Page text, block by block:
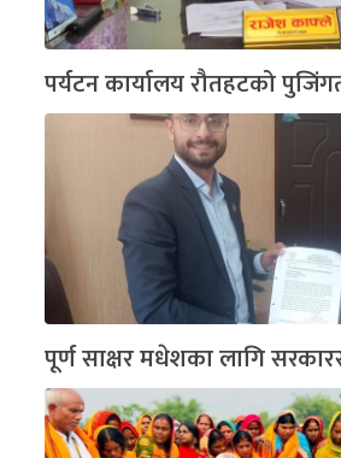
पर्यटन कार्यालय रौतहटको
पूर्ण साक्षर मधेशका लागि